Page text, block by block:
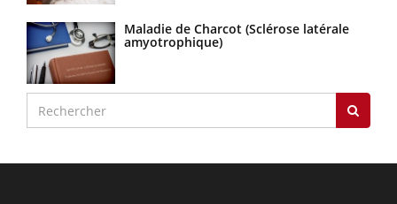
Maladie de Charcot (Sclérose latérale
amyotrophique)